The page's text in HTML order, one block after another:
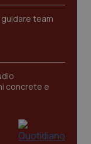
team
concrete e